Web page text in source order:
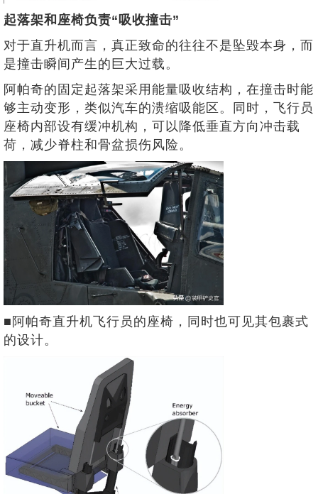
起落架和座椅负责“吸收撞击”
对于直升机而言，真正致命的往往不是坠毁本身，而
是撞击瞬间产生的巨大过载。
阿帕奇的固定起落架采用能量吸收结构，在撞击时能
够主动变形，类似汽车的溃缩吸能区。同时，飞行员
座椅内部设有缓冲机构，可以降低垂直方向冲击载
荷，减少脊柱和骨盆损伤风险。
■阿帕奇直升机飞行员的座椅，同时也可见其包裹式
的设计。